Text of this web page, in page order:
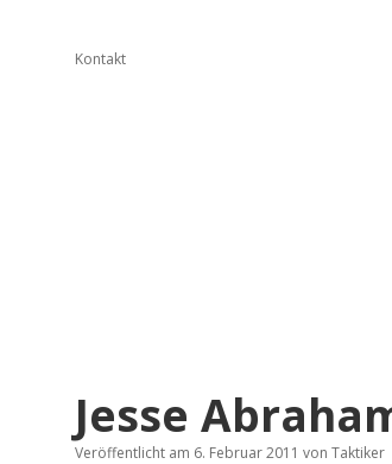
Kontakt
Jesse
Veröffentlicht am 6. Februar 2011 von Taktiker